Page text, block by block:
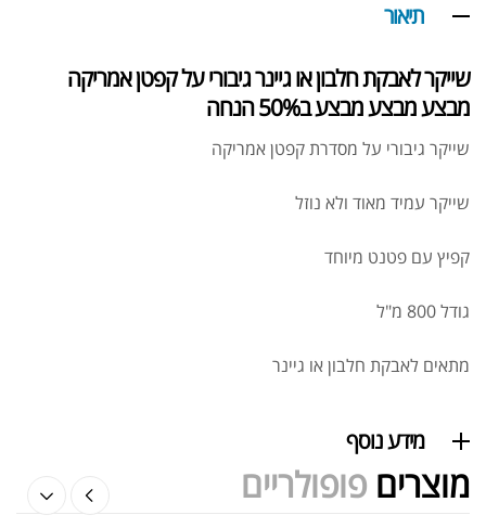
תיאור
שייקר לאבקת חלבון או גיינר גיבורי על קפטן אמריקה
מבצע מבצע מבצע ב50% הנחה
שייקר גיבורי על מסדרת קפטן אמריקה
שייקר עמיד מאוד ולא נוזל
קפיץ עם פטנט מיוחד
גודל 800 מ"ל
מתאים לאבקת חלבון או גיינר
מידע נוסף
מוצרים פופולריים
York Ultra
York Legacy
'+York Excel